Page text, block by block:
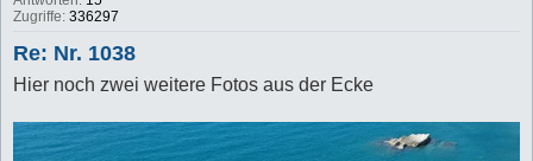
Zugriffe: 336297
Re: Nr. 1038
Hier noch zwei weitere Fotos aus der Ecke